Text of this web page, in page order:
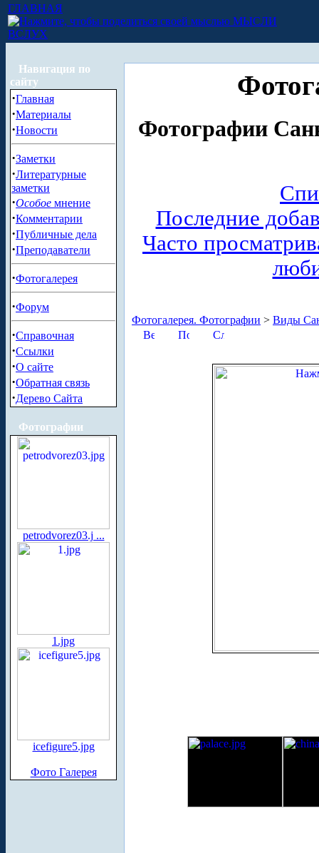
ГЛАВНАЯ
МЫСЛИ
ВСЛУХ
Навигация по
сайту
·Главная
·Материалы
·Новости
·Заметки
·Литературные
заметки
·Особое мнение
·Комментарии
·Публичные дела
·Преподаватели
·Фотогалерея
·Форум
·Справочная
·Ссылки
·О сайте
·Обратная связь
·Дерево Сайта
Фотографии
petrodvorez03.j ...
1.jpg
icefigure5.jpg
Фото Галерея
Фотографии
Последние
Часто
Фотогалерея. Фотографии > Виды